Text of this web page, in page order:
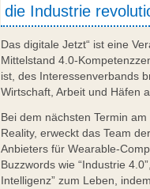
die Industrie
Das digitale Jetzt“ ist eine
Mittelstand 4.0-
ist, des Interessenverbands
Wirtschaft, Arbeit und Häfen
Bei dem nächsten Termin
Reality, erweckt das Team
Anbieters für Wearable-
Buzzwords wie “Industrie
Intelligenz” zum Leben,